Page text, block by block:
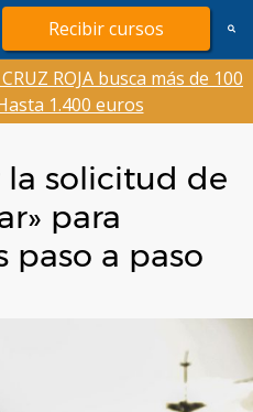
Recibir cursos
ROJA busca más de 100
1.400 euros
solicitud de
para
paso a paso